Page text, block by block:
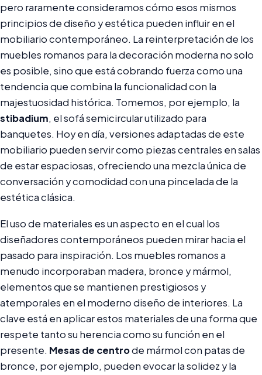
pero raramente consideramos cómo esos mismos
principios de diseño y estética pueden influir en el
mobiliario contemporáneo. La reinterpretación de los
muebles romanos para la decoración moderna no solo
es posible, sino que está cobrando fuerza como una
tendencia que combina la funcionalidad con la
majestuosidad histórica. Tomemos, por ejemplo, la
stibadium, el sofá semicircular utilizado para
banquetes. Hoy en día, versiones adaptadas de este
mobiliario pueden servir como piezas centrales en salas
de estar espaciosas, ofreciendo una mezcla única de
conversación y comodidad con una pincelada de la
estética clásica.
El uso de materiales es un aspecto en el cual los
diseñadores contemporáneos pueden mirar hacia el
pasado para inspiración. Los muebles romanos a
menudo incorporaban madera, bronce y mármol,
elementos que se mantienen prestigiosos y
atemporales en el moderno diseño de interiores. La
clave está en aplicar estos materiales de una forma que
respete tanto su herencia como su función en el
presente. Mesas de centrode mármol con patas de
bronce, por ejemplo, pueden evocar la solidez y la